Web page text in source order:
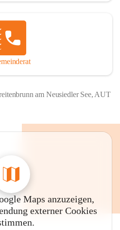
am Neusiedler See, AUT
Maps anzuzeigen,
externer Cookies